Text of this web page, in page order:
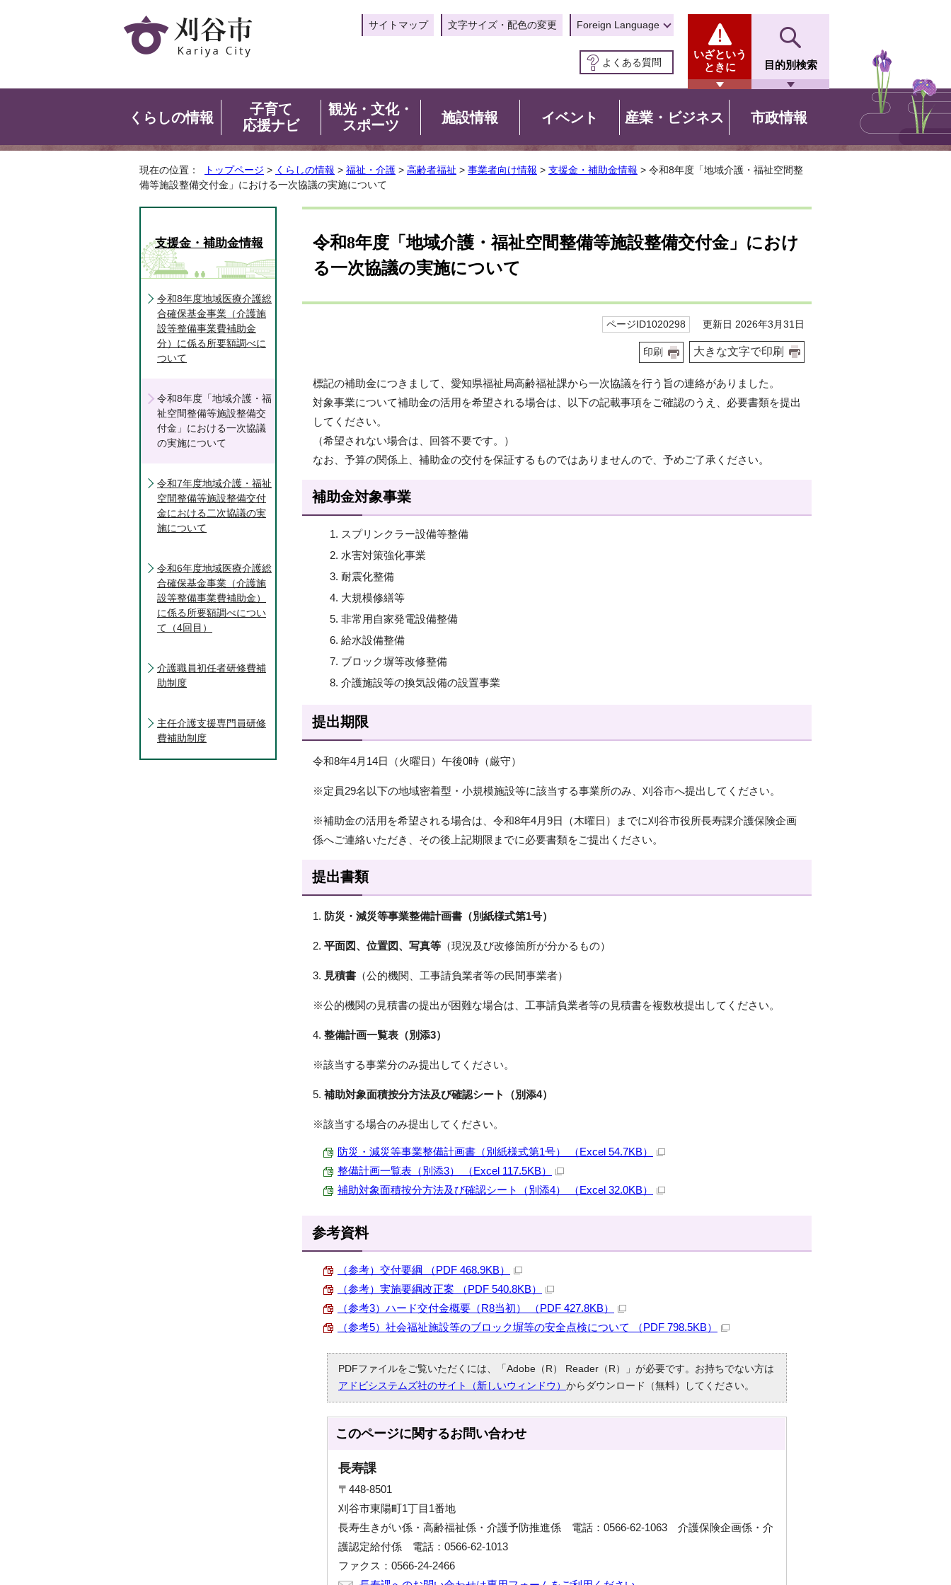
サイトマップ 文字サイズ・配色の変更 Foreign Language
よくある質問
いざという
ときに
目的別検索
くらしの情報
子育て
応援ナビ
観光・文化・
スポーツ
施設情報 イベント 産業・ビジネス 市政情報
現在の位置： トップページ > くらしの情報 > 福祉・介護 > 高齢者福祉 > 事業者向け情報 > 支援金・補助金情報 > 令和8年度「地域介護・福祉空間整
備等施設整備交付金」における一次協議の実施について
令和8年度「地域介護・福祉空間整備等施設整備交付金」におけ
る一次協議の実施について
ページID1020298 更新日 2026年3月31日
印刷 大きな文字で印刷
標記の補助金につきまして、愛知県福祉局高齢福祉課から一次協議を行う旨の連絡がありました。
対象事業について補助金の活用を希望される場合は、以下の記載事項をご確認のうえ、必要書類を提出
してください。
（希望されない場合は、回答不要です。）
なお、予算の関係上、補助金の交付を保証するものではありませんので、予めご了承ください。
補助金対象事業
スプリンクラー設備等整備
水害対策強化事業
耐震化整備
大規模修繕等
非常用自家発電設備整備
給水設備整備
ブロック塀等改修整備
介護施設等の換気設備の設置事業
提出期限
令和8年4月14日（火曜日）午後0時（厳守）
※定員29名以下の地域密着型・小規模施設等に該当する事業所のみ、刈谷市へ提出してください。
※補助金の活用を希望される場合は、令和8年4月9日（木曜日）までに刈谷市役所長寿課介護保険企画
係へご連絡いただき、その後上記期限までに必要書類をご提出ください。
提出書類
1. 防災・減災等事業整備計画書（別紙様式第1号）
2. 平面図、位置図、写真等 （現況及び改修箇所が分かるもの）
3. 見積書 （公的機関、工事請負業者等の民間事業者）
※公的機関の見積書の提出が困難な場合は、工事請負業者等の見積書を複数枚提出してください。
4. 整備計画一覧表（別添3）
※該当する事業分のみ提出してください。
5. 補助対象面積按分方法及び確認シート（別添4）
※該当する場合のみ提出してください。
防災・減災等事業整備計画書（別紙様式第1号） （Excel 54.7KB）
整備計画一覧表（別添3） （Excel 117.5KB）
補助対象面積按分方法及び確認シート（別添4） （Excel 32.0KB）
参考資料
（参考）交付要綱 （PDF 468.9KB）
（参考）実施要綱改正案 （PDF 540.8KB）
（参考3）ハード交付金概要（R8当初） （PDF 427.8KB）
（参考5）社会福祉施設等のブロック塀等の安全点検について （PDF 798.5KB）
PDFファイルをご覧いただくには、「Adobe（R） Reader（R）」が必要です。お持ちでない方は
アドビシステムズ社のサイト（新しいウィンドウ） からダウンロード（無料）してください。
このページに関するお問い合わせ
長寿課
〒448-8501
刈谷市東陽町1丁目1番地
長寿生きがい係・高齢福祉係・介護予防推進係 電話：0566-62-1063 介護保険企画係・介
護認定給付係 電話：0566-62-1013
ファクス：0566-24-2466
支援金・補助金情報
令和8年度地域医療介護総
合確保基金事業（介護施
設等整備事業費補助金
分）に係る所要額調べに
ついて
令和8年度「地域介護・福
祉空間整備等施設整備交
付金」における一次協議
の実施について
令和7年度地域介護・福祉
空間整備等施設整備交付
金における二次協議の実
施について
令和6年度地域医療介護総
合確保基金事業（介護施
設等整備事業費補助金）
に係る所要額調べについ
て（4回目）
介護職員初任者研修費補
助制度
主任介護支援専門員研修
費補助制度